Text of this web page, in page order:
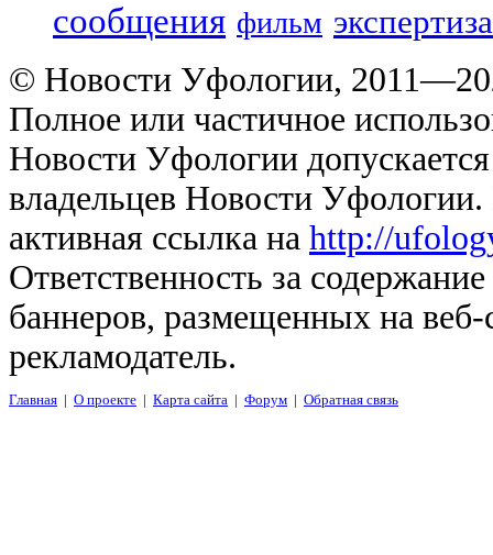
сообщения фильм экспертиза
© Новости Уфологии,
Полное или частичное
Новости Уфологии
владельцев Новости
активная ссылка на http://
Ответственность за
баннеров, размещенных на
рекламодатель.
Главная | О проекте | Карта сайта | Форум | Обратная связь